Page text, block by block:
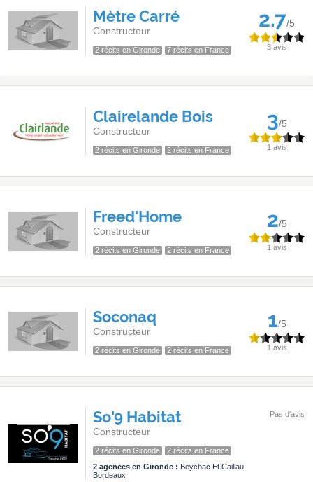
Mètre Carré
Constructeur
2 récits en Gironde 7 récits en France
2.7/5
3 avis
Clairelande Bois
Constructeur
2 récits en Gironde 2 récits en France
3/5
1 avis
Freed'Home
Constructeur
2 récits en Gironde 2 récits en France
2/5
1 avis
Soconaq
Constructeur
2 récits en Gironde 2 récits en France
1/5
1 avis
So'9 Habitat
Constructeur
2 récits en Gironde
2 récits en France
2 agences en Gironde : Beychac Et Caillau,
Bordeaux
Pas d'avis